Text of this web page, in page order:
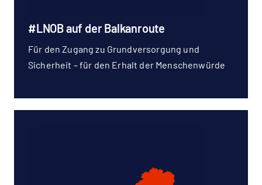
#LNOB auf der Balkanroute
Für den Zugang zu Grundversorgung und
Sicherheit – für den Erhalt der Menschenwürde